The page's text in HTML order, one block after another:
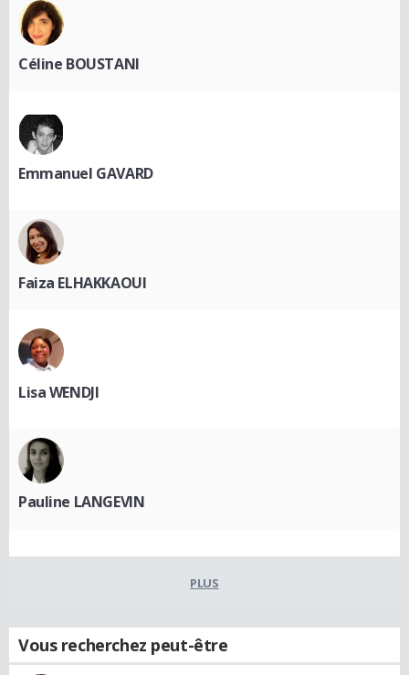
Céline BOUSTANI
Emmanuel GAVARD
Faiza ELHAKKAOUI
Lisa WENDJI
Pauline LANGEVIN
PLUS
Vous recherchez peut-être